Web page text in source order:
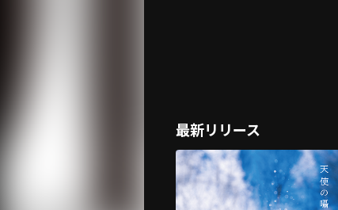
最新リリース